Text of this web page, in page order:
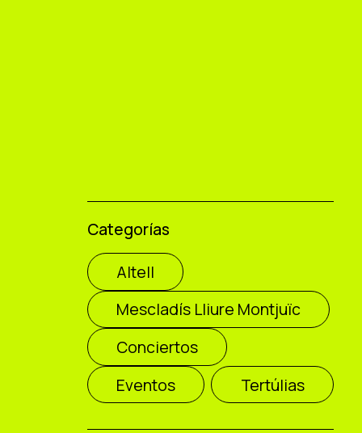
Categorías
Altell
Mescladís Lliure Montjuïc
Conciertos
Eventos
Tertúlias